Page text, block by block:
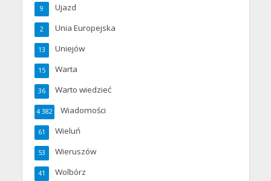
Ujazd
9
Unia Europejska
2
Uniejów
13
Warta
15
Warto wiedzieć
36
Wiadomości
4 382
Wieluń
61
Wieruszów
53
Wolbórz
41